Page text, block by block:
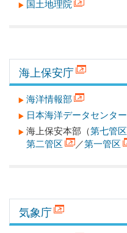
国土地理院
海上保安庁
海洋情報部
日本海洋データセンター
海上保安本部（第七管区
第二管区
／第一管区
気象庁